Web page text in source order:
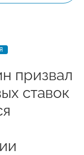
призвал
ставок